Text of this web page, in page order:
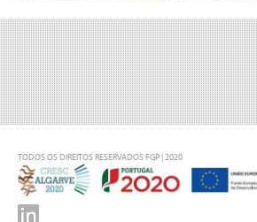
TODOS OS DIREITOS RESERVADOS FGP | 2020